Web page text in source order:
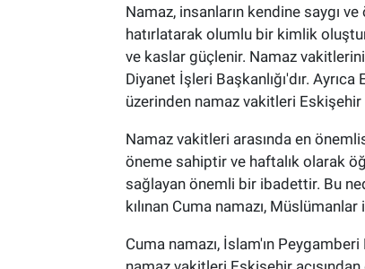
Namaz, insanların kendine saygı
hatırlatarak olumlu bir kimlik
ve kaslar güçlenir. Namaz
Diyanet İşleri Başkanlığı'dır.
üzerinden namaz vakitleri
Namaz vakitleri arasında en
öneme sahiptir ve haftalık olarak
sağlayan önemli bir ibadettir. Bu
kılınan Cuma namazı,
Cuma namazı, İslam'ın